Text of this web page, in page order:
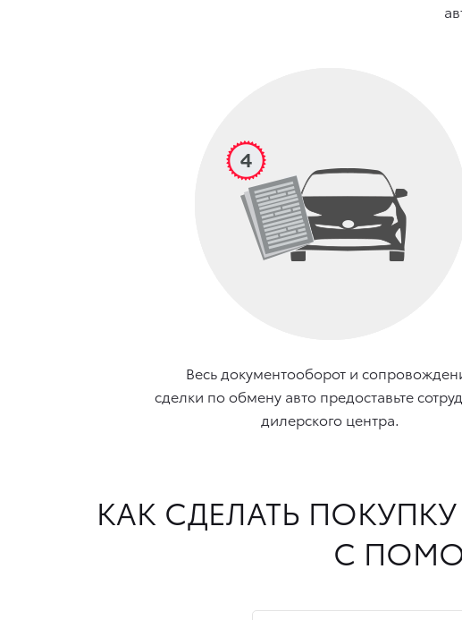
Весь документооборот и
сделки по обмену авто предоставьте
дилерского центра.
КАК СДЕЛАТЬ
С